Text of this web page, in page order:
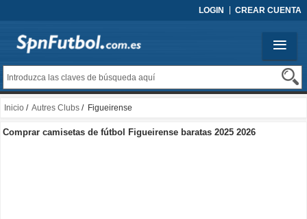
LOGIN CREAR CUENTA
Inicio / Autres Clubs / Figueirense
Comprar camisetas de fútbol Figueirense baratas 2025 2026